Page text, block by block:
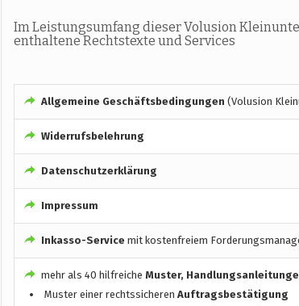
Im Leistungsumfang dieser Volusion
enthaltene Rechtstexte und Services
Allgemeine Geschäftsbedingungen (Volusion
Widerrufsbelehrung
Datenschutzerklärung
Impressum
Inkasso-Service mit kostenfreiem
mehr als 40 hilfreiche Muster,
Muster einer rechtssicherenAuftragsbestätigung